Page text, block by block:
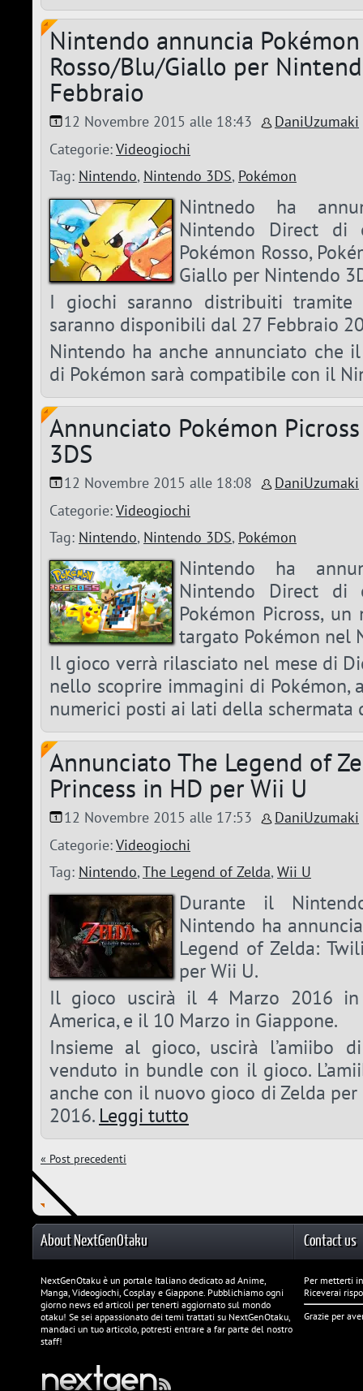
Nintendo annuncia Pokémon
Rosso/Blu/Giallo per
Febbraio
12 Novembre 2015 alle 18:43
DaniUzumaki
Categorie:Videogiochi
Tag: Nintendo, Nintendo 3DS, Pokémon
Nintnedo ha
Nintendo Direct
Pokémon Rosso,
Giallo per Nintendo
I giochi saranno distribuiti tramite
saranno disponibili dal 27 Febbraio
Nintendo ha anche annunciato che
di Pokémon sarà compatibile con il
Annunciato Pokémon
3DS
12 Novembre 2015 alle 18:08
DaniUzumaki
Categorie:Videogiochi
Tag: Nintendo, Nintendo 3DS, Pokémon
Nintendo ha
Nintendo Direct
Pokémon Picross,
targato Pokémon nel
Il gioco verrà rilasciato nel mese di
nello scoprire immagini di Pokémon,
numerici posti ai lati della schermata
Annunciato The Legend of
Princess in HD per Wii U
12 Novembre 2015 alle 17:53
DaniUzumaki
Categorie:Videogiochi
Tag: Nintendo,The Legend of Zelda, Wii U
Durante il
Nintendo ha
Legend of Zelda:
per Wii U.
Il gioco uscirà il 4 Marzo 2016
America, e il 10 Marzo in Giappone.
Insieme al gioco, uscirà l’amiibo
venduto in bundle con il gioco.
anche con il nuovo gioco di Zelda
2016. Leggi tutto
« Post precedenti
About NextGenOtaku
NextGenOtaku è un portale Italiano dedicato ad Anime,
Manga, Videogiochi, Cosplay e Giappone. Pubblichiamo ogni
giorno news ed articoli per tenerti aggiornato sul mondo
otaku! Se sei appassionato dei temi trattati su NextGenOtaku,
mandaci un tuo articolo, potresti entrare a far parte del nostro
staff!
Contact us
Per metterti
Riceverai
Grazie per